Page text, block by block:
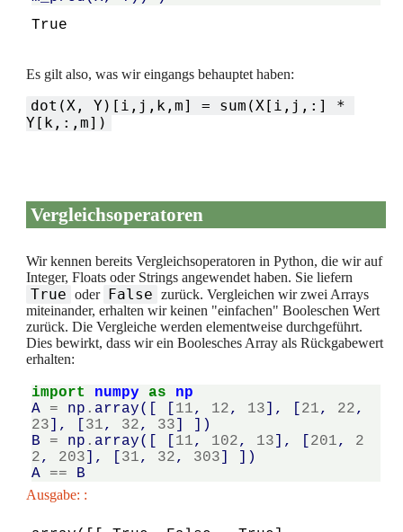
Es gilt also, was wir eingangs behauptet haben:
dot(X, Y)[i,j,k,m] = sum(X[i,j,:] *
Y[k,:,m])
Vergleichsoperatoren
Wir kennen bereits Vergleichsoperatoren in Python, die wir auf
Integer, Floats oder Strings angewendet haben. Sie liefern
True oder False zurück. Vergleichen wir zwei Arrays
miteinander, erhalten wir keinen "einfachen" Booleschen Wert
zurück. Die Vergleiche werden elementweise durchgeführt.
Dies bewirkt, dass wir ein Boolesches Array als Rückgabewert
erhalten:
import numpy as
np
A
= np . array([ 11, 12, 13 ], 21, 22,
23 ], 31, 32, 33
])
B
= np . array([ 11, 102, 13 ], 201,
2
2, 203 ], 31, 32, 303
])
A
== B
Ausgabe: :